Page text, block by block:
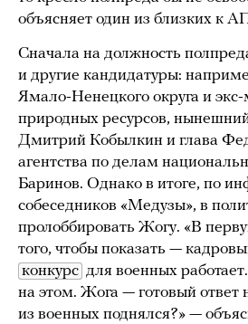
объясняет один из близких к
Сначала на должность
и другие кандидатуры:
Ямало-Ненецкого округа и
природных ресурсов,
Дмитрий Кобылкин и глава
агентства по делам
Баринов. Однако в итоге, по
собеседников «Медузы», в
пролоббировать Жогу. «В
того, чтобы показать —
конкурс для военных
на этом. Жога — готовый ответ
из военных поднялся?» —